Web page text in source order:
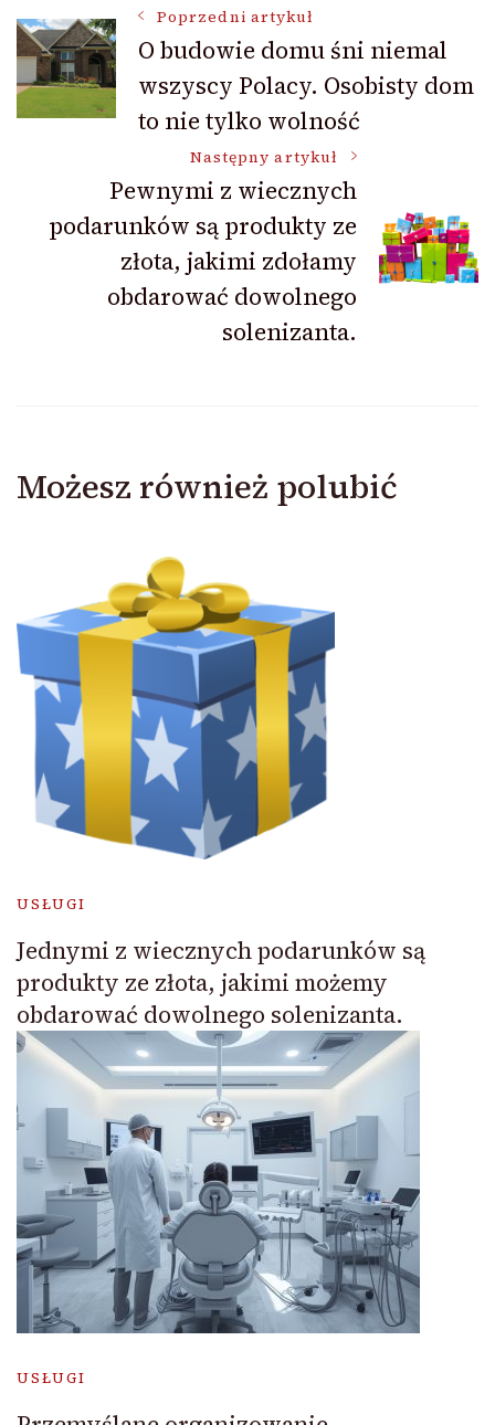
Nawigacja
wpisu
Poprzedni artykuł
O budowie domu śni niemal
wszyscy Polacy. Osobisty dom
to nie tylko wolność
Następny artykuł
Pewnymi z wiecznych
podarunków są produkty ze
złota, jakimi zdołamy
obdarować dowolnego
solenizanta.
Możesz również polubić
USŁUGI
Jednymi z wiecznych podarunków są
produkty ze złota, jakimi możemy
obdarować dowolnego solenizanta.
USŁUGI